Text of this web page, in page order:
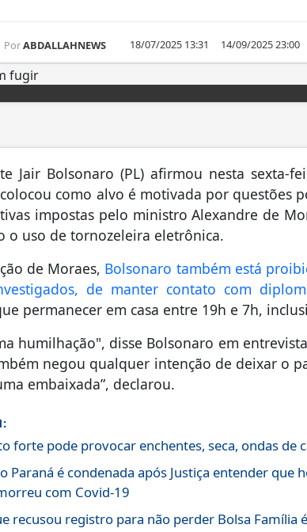
PorABDALLAHNEWS 18/07/2025 13:31 14/09/2025 23:00
Jair Bolsonaro (PL) afirmou nesta sexta-
como alvo é motivada por questões
impostas pelo ministro Alexandre de
o uso de tornozeleira eletrônica.
de Moraes, Bolsonaro também está
de manter contato com
permanecer em casa entre 19h e 7h,
humilhação", disse Bolsonaro em
negou qualquer intenção de deixar o
embaixada”, declarou.
forte pode provocar enchentes, seca, ondas de
Paraná é condenada após Justiça entender que
com Covid-19
recusou registro para não perder Bolsa Família